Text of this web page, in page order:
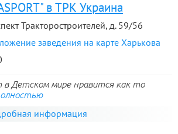
в ТРК Украина
Тракторостроителей, д. 59/56
заведения на карте Харькова
Детском мире нравится как то
информация